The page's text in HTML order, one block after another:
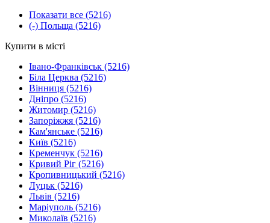
Показати все (5216)
(-) Польща (5216)
Купити в місті
Івано-Франківськ (5216)
Біла Церква (5216)
Вінниця (5216)
Дніпро (5216)
Житомир (5216)
Запоріжжя (5216)
Кам'янське (5216)
Київ (5216)
Кременчук (5216)
Кривий Ріг (5216)
Кропивницький (5216)
Луцьк (5216)
Львів (5216)
Маріуполь (5216)
Миколаїв (5216)